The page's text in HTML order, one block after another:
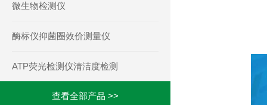
微生物检测仪
酶标仪抑菌圈效价测量仪
ATP荧光检测仪清洁度检测
查看全部产品 >>